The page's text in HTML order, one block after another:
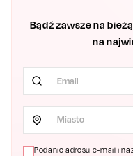
Bądź zawsze na
na
Miasto
Podanie adresu e-mail i